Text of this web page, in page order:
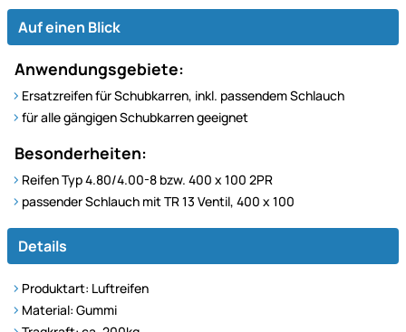
Auf einen Blick
Anwendungsgebiete:
Ersatzreifen für Schubkarren, inkl. passendem Schlauch
für alle gängigen Schubkarren geeignet
Besonderheiten:
Reifen Typ 4.80/4.00-8 bzw. 400 x 100 2PR
passender Schlauch mit TR 13 Ventil, 400 x 100
Details
Produktart: Luftreifen
Material: Gummi